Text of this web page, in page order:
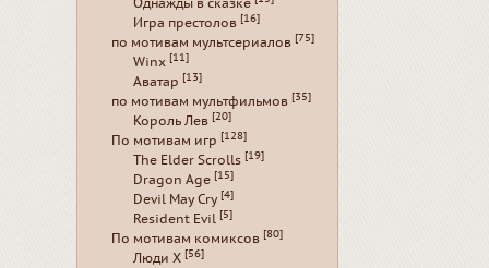
Однажды в сказке
Игра престолов [16]
по мотивам мультсериалов [75]
Winx [11]
Аватар [13]
по мотивам мультфильмов [35]
Король Лев [20]
По мотивам игр [128]
The Elder Scrolls [19]
Dragon Age [15]
Devil May Cry [4]
Resident Evil [5]
По мотивам комиксов [80]
Люди Х [56]